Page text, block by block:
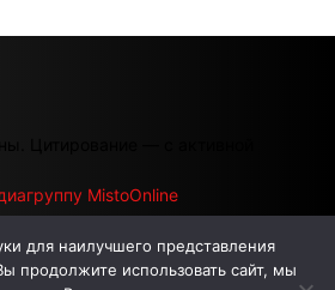
Цитирование — с активной
MistoOnline
АВТОРЫ РЕКЛАМА НА САЙТЕ
для наилучшего представления
продолжите использовать сайт, мы